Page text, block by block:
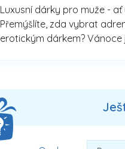
Luxusní dárky pro muže -
Přemýšlíte, zda vybrat
erotickým dárkem? Vánoce